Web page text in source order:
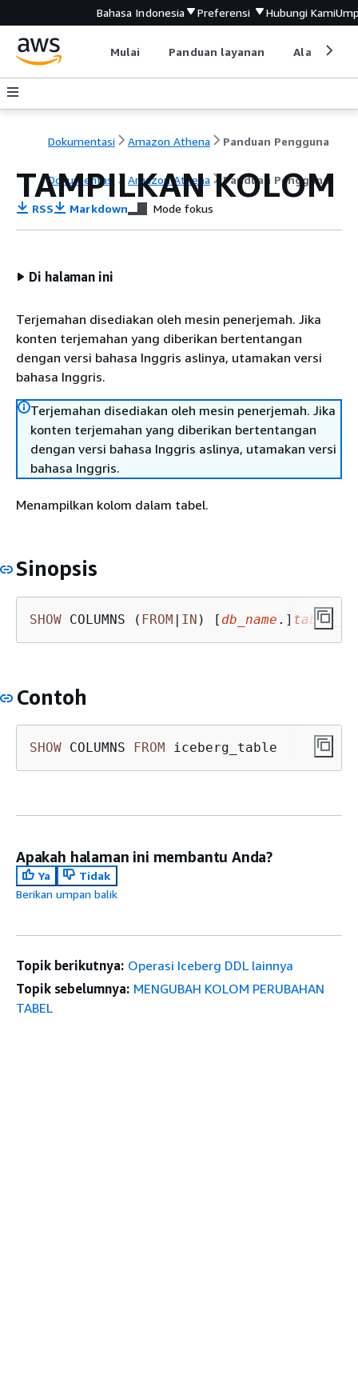
Bahasa Indonesia Preferensi Hubungi Kami
Mulai Panduan layanan Alat
Dokumentasi Amazon Athena Panduan Pengguna
Dokumentasi Amazon Athena Panduan Pengguna
TAMPILKAN KOLOM
RSS Markdown Mode fokus
Di halaman ini
Terjemahan disediakan oleh mesin penerjemah. Jika
konten terjemahan yang diberikan bertentangan
dengan versi bahasa Inggris aslinya, utamakan versi
bahasa Inggris.
Terjemahan disediakan oleh mesin penerjemah. Jika
konten terjemahan yang diberikan bertentangan
dengan versi bahasa Inggris aslinya, utamakan versi
bahasa Inggris.
Menampilkan kolom dalam tabel.
Sinopsis
SHOW COLUMNS ( FROM | IN ) [ db_name .]
Contoh
SHOW COLUMNS FROM iceberg_table
Apakah halaman ini membantu Anda?
Ya
Tidak
Berikan umpan balik
Topik berikutnya: Operasi Iceberg DDL lainnya
Topik sebelumnya: MENGUBAH KOLOM PERUBAHAN
TABEL